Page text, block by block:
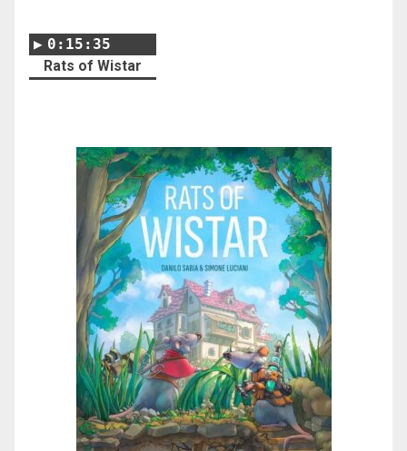
0:15:35
Rats of Wistar